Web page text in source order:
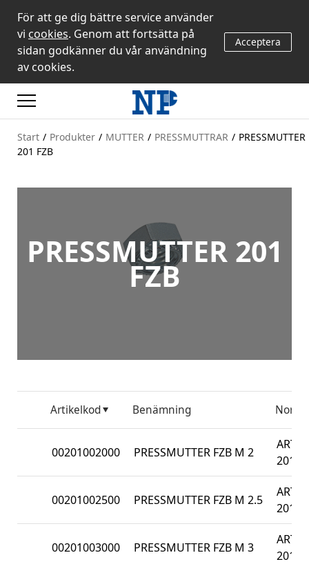
För att ge dig bättre service använder
vi cookies. Genom att fortsätta på
sidan godkänner du vår användning
av cookies.
Acceptera
Start / Produkter / MUTTER / PRESSMUTTRAR / PRESSMUTTER
201 FZB
PRESSMUTTER 201
FZB
Artikelkod Benämning Norm
00201002000 PRESSMUTTER FZB M 2
ART
201
00201002500 PRESSMUTTER FZB M 2.5
ART
201
00201003000 PRESSMUTTER FZB M 3
ART
201